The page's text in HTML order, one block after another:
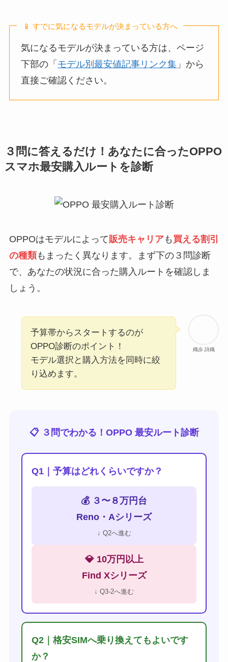
📱 すでに気になるモデルが決まっている方へ
気になるモデルが決まっている方は、ページ
下部の「 モデル別最安値記事リンク集 」から
直接ご確認ください。
３問に答えるだけ！あなたに合ったOPPO
スマホ最安購入ルートを診断
OPPOはモデルによって販売キャリアも 買える割引
の種類もまったく異なります。まず下の３問診断
で、あなたの状況に合った購入ルートを確認しま
しょう。
織歩 詩織
予算帯からスタートするのが
OPPO診断のポイント！
モデル選択と購入方法を同時に絞
り込めます。
📋 ３問でわかる！OPPO 最安ルート診断
Q1｜予算はどれくらいですか？
💰 ３〜８万円台
Reno・Aシリーズ
↓ Q2へ進む
💎 10万円以上
Find Xシリーズ
↓ Q3-2へ進む
Q2｜格安SIMへ乗り換えてもよいです
か？